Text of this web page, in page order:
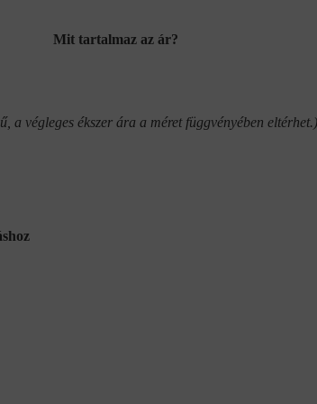
Mit tartalmaz az ár?
végleges ékszer ára a méret függvényében eltérhet.)